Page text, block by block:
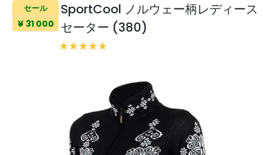
セール
¥ 31 000
SportCool ノルウェー柄レディース
セーター (380)